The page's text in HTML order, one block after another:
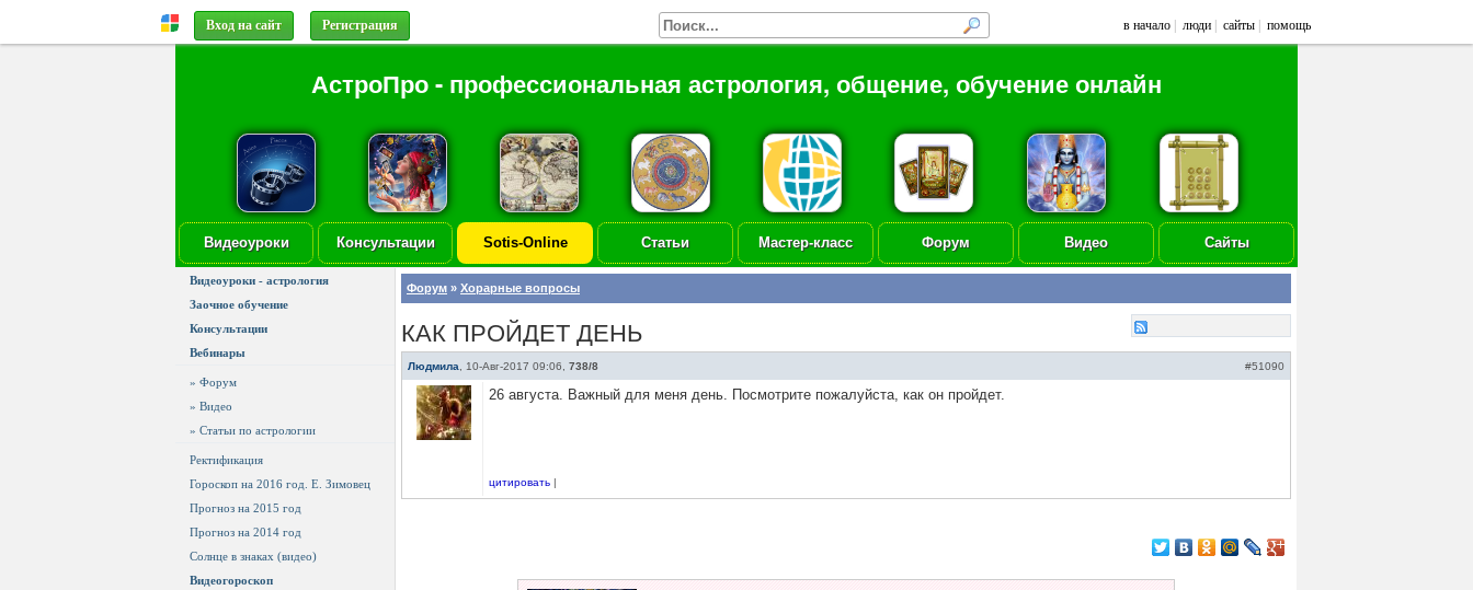
Вход на сайт Регистрация в начало люди сайты помощь
АстроПро - профессиональная астрология, общение, обучение онлайн
Видеоуроки Консультации Sotis-Online Статьи Мастер-класс Форум Видео Сайты
Видеоуроки - астрология
Заочное обучение
Консультации
Вебинары
» Форум
» Видео
» Статьи по астрологии
Ректификация
Гороскоп на 2016 год. Е. Зимовец
Прогноз на 2015 год
Прогноз на 2014 год
Солнце в знаках (видео)
Видеогороскоп
Форум » Хорарные вопросы
КАК ПРОЙДЕТ ДЕНЬ
#51090
Людмила 10-Авг-2017 09:06 738/8
26 августа. Важный для меня день. Посмотрите пожалуйста, как он пройдет.
цитировать |